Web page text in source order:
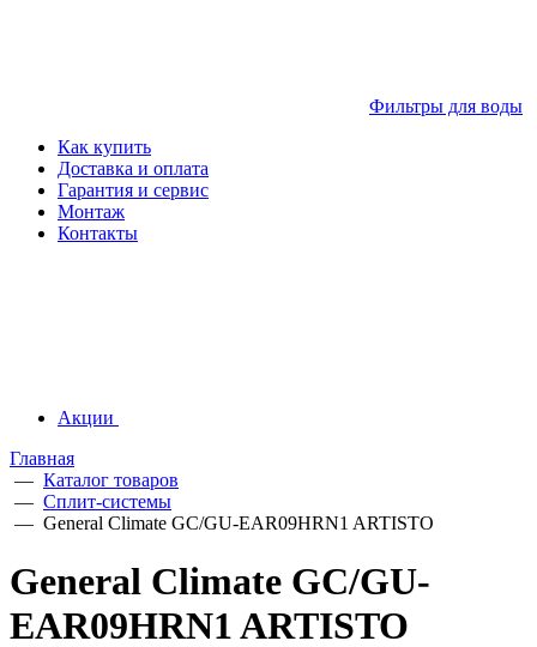
Фильтры для воды
Как купить
Доставка и оплата
Гарантия и сервис
Монтаж
Контакты
Акции
Главная
— Каталог товаров
— Сплит-системы
— General Climate GC/GU-EAR09HRN1 ARTISTO
General Climate GC/GU-
EAR09HRN1 ARTISTO